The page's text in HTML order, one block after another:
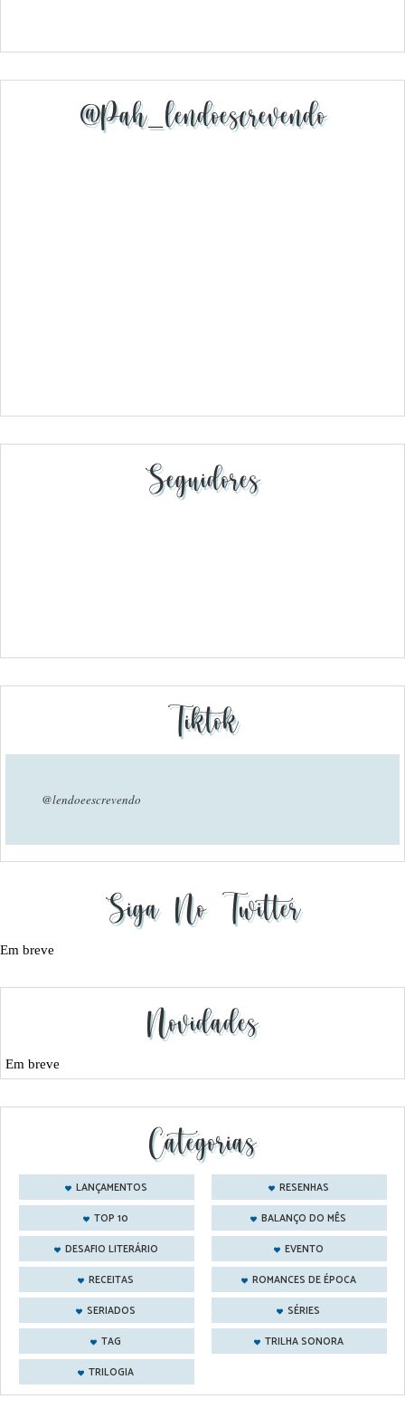
@pah_lendoescrevendo
Seguidores
Tiktok
@lendoeescrevendo
Siga No Twitter
Em breve
Novidades
Em breve
Categorias
LANÇAMENTOS
RESENHAS
TOP 10
BALANÇO DO MÊS
DESAFIO LITERÁRIO
EVENTO
RECEITAS
ROMANCES DE ÉPOCA
SERIADOS
SÉRIES
TAG
TRILHA SONORA
TRILOGIA